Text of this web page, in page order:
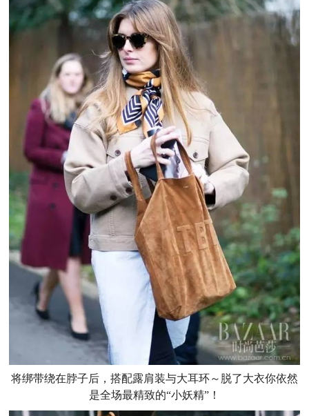
将绑带绕在脖子后，搭配露肩装与大耳环～脱了大衣你依然
是全场最精致的“小妖精”！